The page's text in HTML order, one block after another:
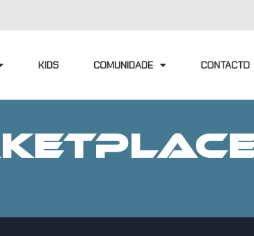
KIDS COMUNIDADE CONTACTO